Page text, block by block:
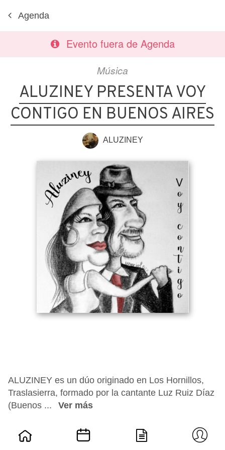
Agenda
Evento fuera de Agenda
Música
ALUZINEY PRESENTA VOY
CONTIGO EN BUENOS AIRES
ALUZINEY
ALUZINEY es un dúo originado en Los Hornillos,
Traslasierra, formado por la cantante Luz Ruiz Díaz
(Buenos ...
Ver más